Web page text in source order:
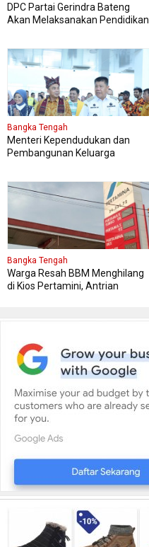
DPC Partai Gerindra Bateng
Akan Melaksanakan Pendidikan
Bangka Tengah
Menteri Kependudukan dan
Pembangunan Keluarga
Bangka Tengah
Warga Resah BBM Menghilang
di Kios Pertamini, Antrian